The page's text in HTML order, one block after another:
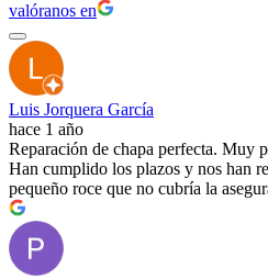
valóranos en
Luis Jorquera García
hace 1 año
Reparación de chapa perfecta. Muy
Han cumplido los plazos y nos han
pequeño roce que no cubría la